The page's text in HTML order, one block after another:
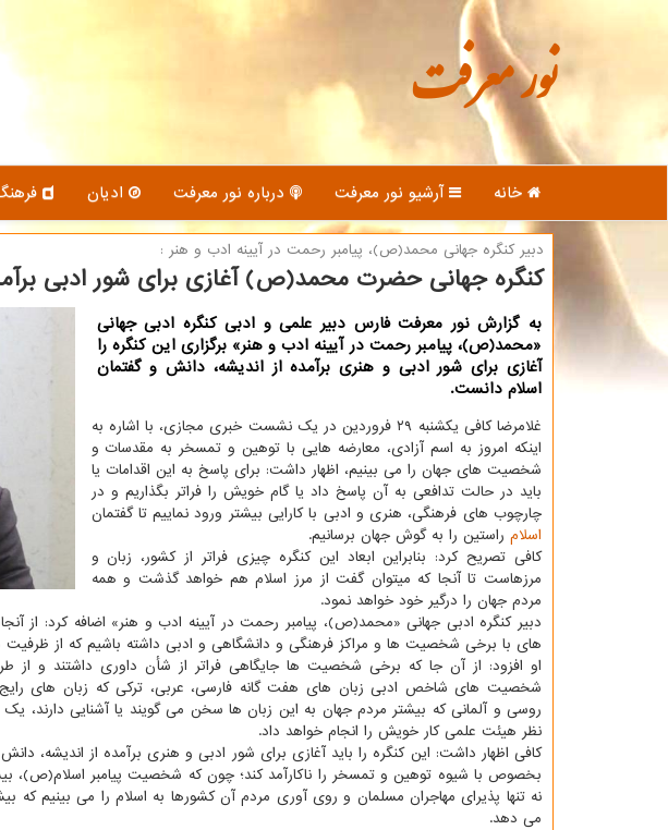
نور معرفت
خانه آرشیو نور معرفت درباره نور معرفت ادیان
دبیر كنگره جهانی محمد(ص)، پیامبر رحمت در آیینه ادب و هنر :
كنگره جهانی حضرت محمد(ص) آغازی برای شور ادبی
به گزارش نور معرفت فارس دبیر علمی و ادبی کنگره ادبی جهانی
«محمد(ص)، پیامبر رحمت در آیینه ادب و هنر» برگزاری این کنگره را
آغازی برای شور ادبی و هنری برآمده از اندیشه، دانش و گفتمان
اسلام دانست.
غلامرضا کافی یکشنبه ۲۹ فروردین در یک نشست خبری مجازی، با اشاره به
اینکه امروز به اسم آزادی، معارضه هایی با توهین و تمسخر به مقدسات و
شخصیت های جهان را می بینیم، اظهار داشت: برای پاسخ به این اقدامات یا
باید در حالت تدافعی به آن پاسخ داد یا گام خویش را فراتر بگذاریم و در
چارچوب های فرهنگی، هنری و ادبی با کارایی بیشتر ورود نماییم تا گفتمان
اسلام راستین را به گوش جهان برسانیم.
کافی تصریح کرد: بنابراین ابعاد این کنگره چیزی فراتر از کشور، زبان و
مرزهاست تا آنجا که میتوان گفت از مرز اسلام هم خواهد گذشت و همه
مردم جهان را درگیر خود خواهد نمود.
دبیر کنگره ادبی جهانی «محمد(ص)، پیامبر رحمت در آیینه ادب و هنر» اضافه کرد: از
های با برخی شخصیت ها و مراکز فرهنگی و دانشگاهی و ادبی داشته باشیم که از ظرفیت
او افزود: از آن جا که برخی شخصیت ها جایگاهی فراتر از شأن داوری داشتند و از
شخصیت های شاخص ادبی زبان های هفت گانه فارسی، عربی، ترکی که زبان های رایج
روسی و آلمانی که بیشتر مردم جهان به این زبان ها سخن می گویند یا آشنایی دارند،
نظر هیئت علمی کار خویش را انجام خواهد داد.
کافی اظهار داشت: این کنگره را باید آغازی برای شور ادبی و هنری برآمده از اندیشه،
بخصوص با شیوه توهین و تمسخر را ناکارآمد کند؛ چون که شخصیت پیامبر اسلام(ص)،
نه تنها پذیرای مهاجران مسلمان و روی آوری مردم آن کشورها به اسلام را می بینیم که
می دهد.